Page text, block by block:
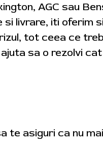
AGC sau
si livrare, iti oferim
tot ceea ce
sa o rezolvi
te asiguri ca nu